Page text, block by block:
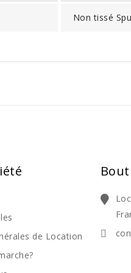
Non tissé
de Location